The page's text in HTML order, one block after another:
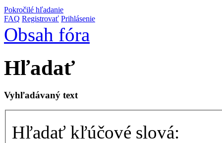
Pokročilé hľadanie
FAQ Registrovať Prihlásenie
Obsah fóra
Hľadať
Vyhľadávaný text
Hľadať kľúčové slová: